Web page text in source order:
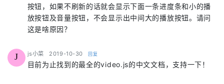
按钮，如果不刷新的话就会显示下面一条进度条和小的播
放按钮及音量按钮，不会显示出中间大的播放按钮。请问
这是啥原因？
J js小菜 says:
2019-10-30 回复
目前为止找到的最全的video.js的中文文档，支持一下！